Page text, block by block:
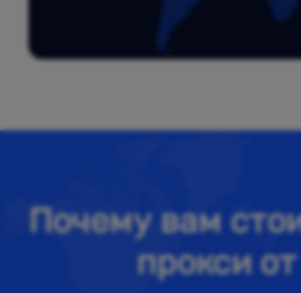
Почему вам
прокси